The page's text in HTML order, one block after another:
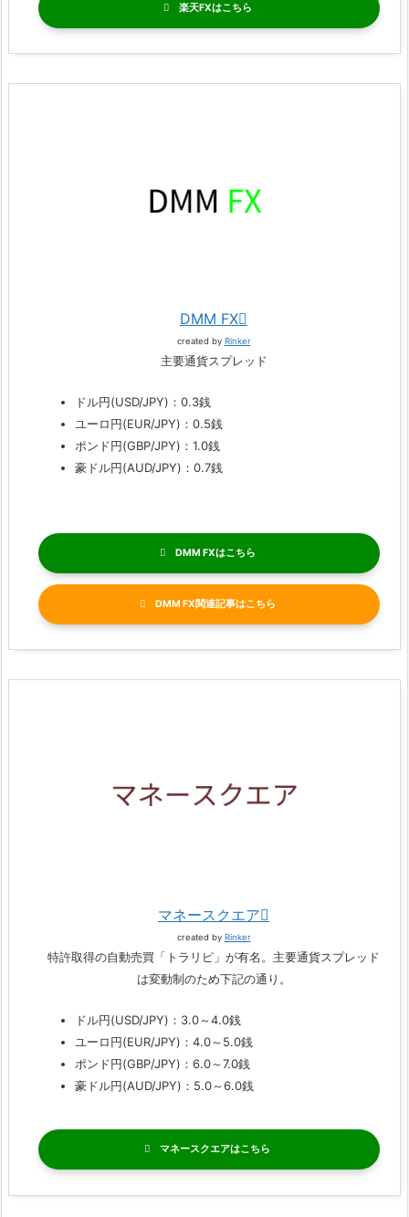
楽天FX
DMM FX
created by Rinker
主要通貨スプレッド
ドル円(USD/JPY)：0.3銭
ユーロ円(EUR/JPY)：0.5銭
ポンド円(GBP/JPY)：1.0銭
豪ドル円(AUD/JPY)：0.7銭
DMM FX
DMM FX関連記事
マネースクエア
created by Rinker
特許取得の自動売買「トラリピ」が有名。主要通貨スプレッド
は変動制のため下記の通り。
ドル円(USD/JPY)：3.0～4.0銭
ユーロ円(EUR/JPY)：4.0～5.0銭
ポンド円(GBP/JPY)：6.0～7.0銭
豪ドル円(AUD/JPY)：5.0～6.0銭
マネースクエア